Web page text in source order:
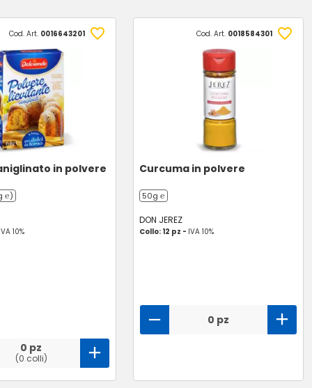
Cod. Art. 0016643201
in polvere
℮)
10%
0 pz
(0 colli)
Cod. Art. 0018584301
Curcuma in polvere
50g ℮
DON JEREZ
Collo: 12 pz - IVA 10%
0 pz